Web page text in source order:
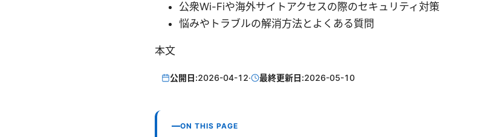
公衆Wi-Fiや海外サイトアクセスの際のセキュリティ対策
悩みやトラブルの解消方法とよくある質問
本文
公開日:2026-04-12· 最終更新日:2026-05-10
ON THIS PAGE